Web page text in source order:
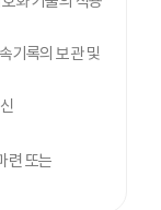
기록의 보관 및
련 또는